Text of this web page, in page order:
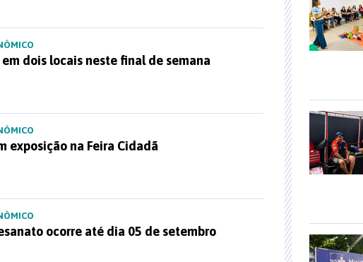
dois locais neste final de semana
exposição na Feira Cidadã
ocorre até dia 05 de setembro